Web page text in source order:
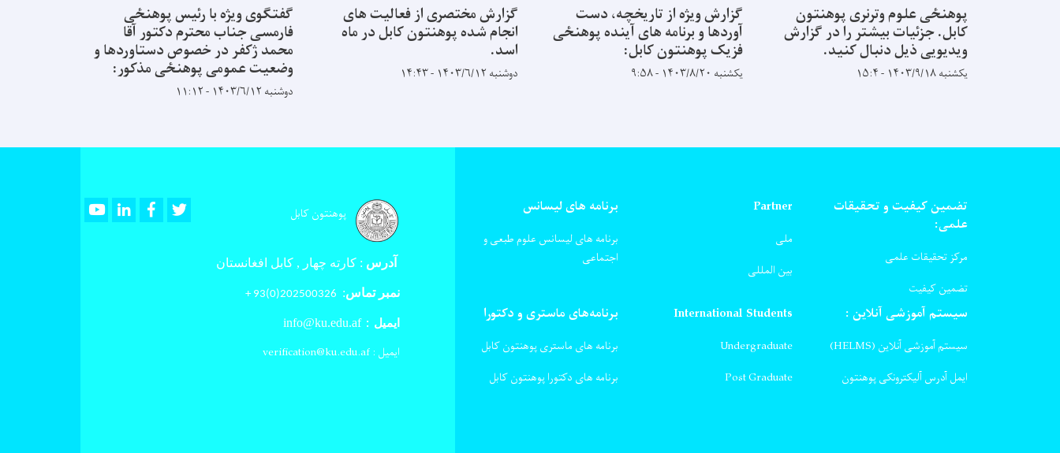
پوهنځی علوم وترنری پوهنتون
کابل. جزئیات بیشتر را در گزارش
ویدیویی ذیل دنبال کنید.
یکشنبه ۱۴۰۳/۹/۱۸ - ۱۵:۴
گزارش ویژه از تاریخچه، دست
آوردها و برنامه های آینده پوهنځی
فزیک پوهنتون کابل:
یکشنبه ۱۴۰۳/۸/۲۰ - ۹:۵۸
گزارش مختصری از فعالیت های
انجام شده پوهنتون کابل در ماه
اسد.
دوشنبه ۱۴۰۳/۶/۱۲ - ۱۴:۴۳
گفتگوی ویژه با رئیس پوهنځی
فارمسی جناب محترم دکتور آقا
محمد ژکفر در خصوص دستاوردها و
وضعیت عمومی پوهنځی مذکور:
دوشنبه ۱۴۰۳/۶/۱۲ - ۱۱:۱۲
تضمین کیفیت و تحقیقات
علمی:
مرکز تحقیقات علمی
تضمین کیفیت
Partner
ملی
بین المللی
برنامه های لیسانس
برنامه های لیسانس علوم طبعی و
اجتماعی
سیستم آموزشی آنلاین :
سیستم آموزشی آنلاین (HELMS)
ایمل آدرس آلیکترونکی پوهنتون
International Students
Undergraduate
Post Graduate
برنامه‌های ماستری و دکتورا
برنامه های ماستری پوهنتون کابل
برنامه های دکتورا پوهنتون کابل
پوهنتون کابل YoutubeLinkedInFacebook
آدرس : کارته چهار , کابل افغانستان
نمبر تماس:
ایمیل : info@ku.edu.af
ایمیل : verification@ku.edu.af